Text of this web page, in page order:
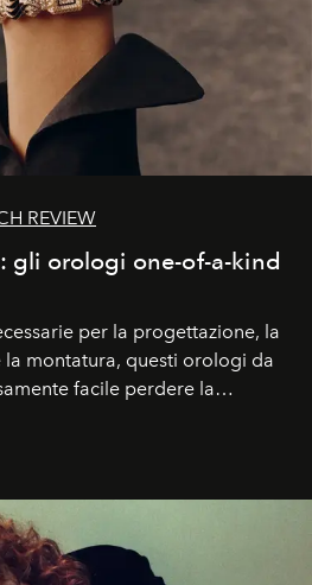
REVIEW
gli orologi one-of-a-kind
per la progettazione, la
montatura, questi orologi da
facile perdere la
con quadranti così